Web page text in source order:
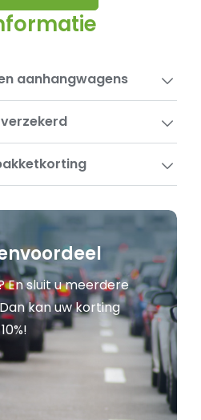
aanhangwagens
En sluit u meerdere
kan uw korting